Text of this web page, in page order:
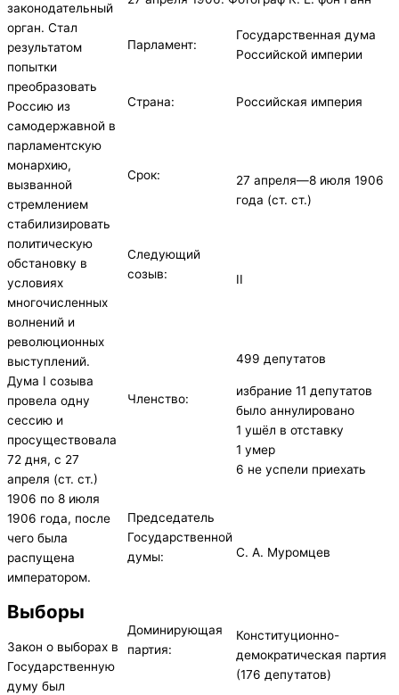
Парламент:
Государственная дума
Российской империи
Страна: Российская империя
Срок:
27 апреля—8 июля 1906
года (ст. ст.)
Следующий
созыв:
II
Членство:
499 депутатов
избрание 11 депутатов
было аннулировано
1 ушёл в отставку
1 умер
6 не успели приехать
Председатель
Государственной
думы:
С. А. Муромцев
Доминирующая
партия:
Конституционно-
демократическая партия
(176 депутатов)
законодательный
орган. Стал
результатом
попытки
преобразовать
Россию из
самодержавной в
парламентскую
монархию,
вызванной
стремлением
стабилизировать
политическую
обстановку в
условиях
многочисленных
волнений и
революционных
выступлений.
Дума I созыва
провела одну
сессию и
просуществовала
72 дня, с 27
апреля (ст. ст.)
1906 по 8 июля
1906 года, после
чего была
распущена
императором.
Выборы
Закон о выборах в
Государственную
думу был